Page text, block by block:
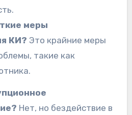
меры
КИ? Это крайние меры
такие как
Нет, но бездействие в